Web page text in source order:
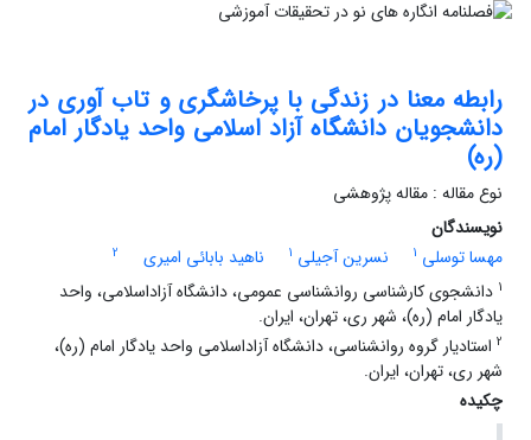
رابطه معنا در زندگی با پرخاشگری و تاب‏ آوری در
دانشجویان دانشگاه آزاد اسلامی واحد یادگار امام
(ره)
نوع مقاله : مقاله پژوهشی
نویسندگان
مهسا توسلی 1 نسرین آجیلی 1 ناهید بابائی امیری
2
1 دانشجوی کارشناسی روانشناسی عمومی، دانشگاه آزاداسلامی، واحد
یادگار امام (ره)، شهر ری، تهران، ایران.
2 استادیار گروه روانشناسی، دانشگاه آزاداسلامی واحد یادگار امام (ره)،
شهر ری، تهران، ایران.
چکیده